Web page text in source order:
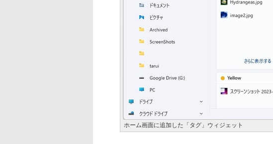
ホーム画面に追加した「タグ」ウィジェット